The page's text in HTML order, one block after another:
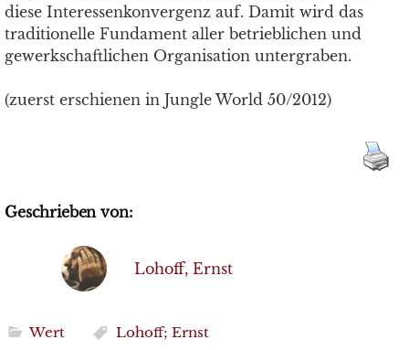
diese Interessenkonvergenz auf. Damit wird das
traditionelle Fundament aller betrieblichen und
gewerkschaftlichen Organisation untergraben.
(zuerst erschienen in Jungle World 50/2012)
Geschrieben von:
Lohoff, Ernst
Wert Lohoff; Ernst